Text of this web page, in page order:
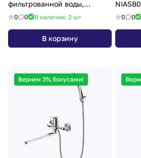
фильтрованной воды,
глянцевый хром, Rora,
0 0 В наличии: 2 шт
В корзину
0 0
Вернем 3% бонусами!